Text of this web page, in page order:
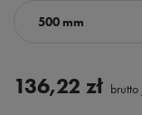
500 mm
136,22 zł brutto